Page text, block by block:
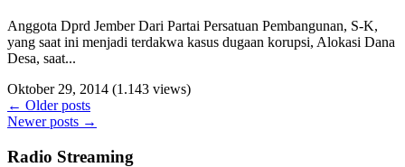
Anggota Dprd Jember Dari Partai Persatuan Pembangunan, S-K,
yang saat ini menjadi terdakwa kasus dugaan korupsi, Alokasi Dana
Desa, saat...
Oktober 29, 2014 (1.143 views)
← Older posts
Newer posts →
Radio Streaming